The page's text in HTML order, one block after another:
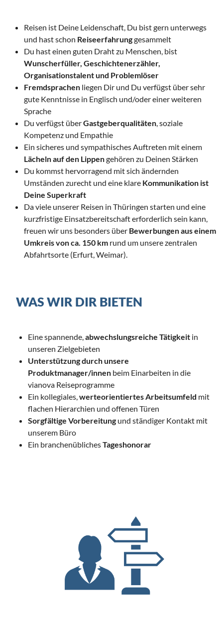
Reisen ist Deine Leidenschaft, Du bist gern unterwegs
und hast schon Reiseerfahrunggesammelt
Du hast einen guten Draht zu Menschen, bist
Wunscherfüller, Geschichtenerzähler,
Organisationstalent und Problemlöser
Fremdsprachen liegen Dir und Du verfügst über sehr
gute Kenntnisse in Englisch und/oder einer weiteren
Sprache
Du verfügst überGastgeberqualitäten, soziale
Kompetenz und Empathie
Ein sicheres und sympathisches Auftreten mit einem
Lächeln auf den Lippengehören zu Deinen Stärken
Du kommst hervorragend mit sich ändernden
Umständen zurecht und eine klare Kommunikation ist
Deine Superkraft
Da viele unserer Reisen in Thüringen starten und eine
kurzfristige Einsatzbereitschaft erforderlich sein kann,
freuen wir uns besonders über Bewerbungen aus einem
Umkreis von ca. 150 km rund um unsere zentralen
Abfahrtsorte (Erfurt, Weimar).
WAS WIR DIR BIETEN
Eine spannende,abwechslungsreiche Tätigkeit in
unseren Zielgebieten
Unterstützung durch unsere
Produktmanager/innen beim Einarbeiten in die
vianova Reiseprogramme
Ein kollegiales,werteorientiertes Arbeitsumfeld mit
flachen Hierarchien und offenen Türen
Sorgfältige Vorbereitung und ständiger Kontakt mit
unserem Büro
Ein branchenüblichesTageshonorar